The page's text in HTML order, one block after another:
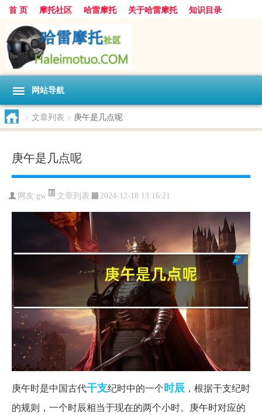
首 页 摩托社区 哈雷摩托 关于哈雷摩托 知识目录
网站导航
> 文章列表 > 庚午是几点呢
庚午是几点呢
网友:gw 文章列表 2024-12-18 13:16:21
庚午时是中国古代干支纪时中的一个时辰 ，根据干支纪时
的规则，一个时辰相当于现在的两个小时。庚午时对应的